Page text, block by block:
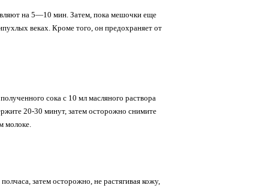
на 5—10 мин. Затем, пока мешочки еще
веках. Кроме того, он предохраняет от
сока с 10 мл масляного раствора
20-30 минут, затем осторожно снимите
молоке.
затем осторожно, не растягивая кожу,